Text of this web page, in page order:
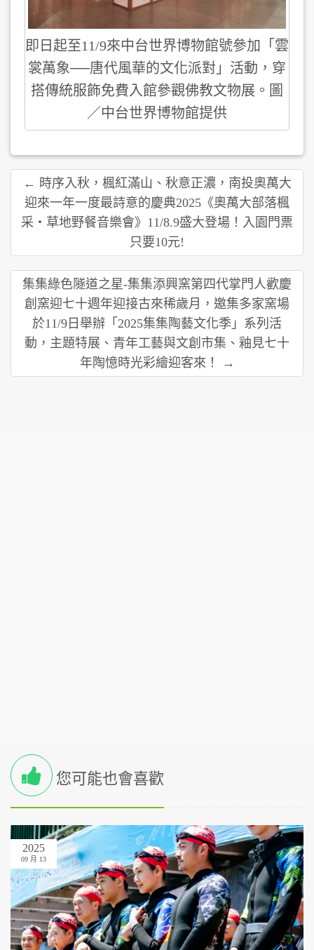
即日起至11/9來中台世界博物館號參加「雲
裳萬象──唐代風華的文化派對」活動，穿
搭傳統服飾免費入館參觀佛教文物展。圖
／中台世界博物館提供
← 時序入秋，楓紅滿山、秋意正濃，南投奧萬大
迎來一年一度最詩意的慶典2025《奧萬大部落楓
采・草地野餐音樂會》11/8.9盛大登場！入園門票
只要10元!
集集綠色隧道之星-集集添興窯第四代掌門人歡慶
創窯迎七十週年迎接古來稀歲月，邀集多家窯場
於11/9日舉辦「2025集集陶藝文化季」系列活
動，主題特展、青年工藝與文創市集、釉見七十
年陶憶時光彩繪迎客來！ →
您可能也會喜歡
2025
09 月 13